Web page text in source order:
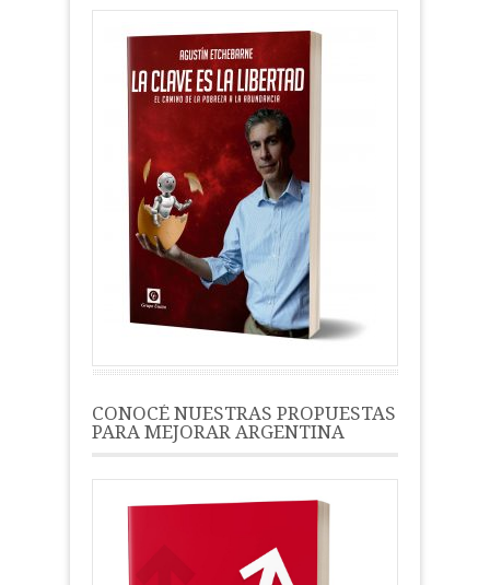
CONOCÉ NUESTRAS PROPUESTAS
PARA MEJORAR ARGENTINA